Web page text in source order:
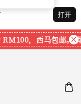
打开
，西马包邮。消